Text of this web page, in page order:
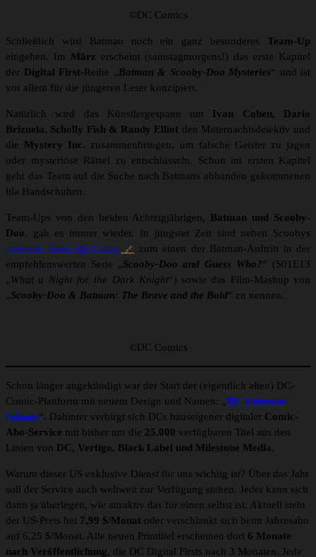
©DC Comics
Schließlich wird Batman noch ein ganz besonderes Team-Up
eingehen. Im März erscheint (samstagmorgens!) das erste Kapitel
der Digital First-Reihe „ Batman & Scooby-Doo Mysteries“ und ist
vor allem für die jüngeren Leser konzipiert.
Natürlich wird das Künstlergespann um
Ivan Cohen, Dario
Brizuela, Scholly Fish & Randy Elliot den Mitternachtsdetektiv und
die Mystery Inc. zusammenbringen, um falsche Geister zu jagen
oder mysteriöse Rätsel zu entschlüsseln. Schon im ersten Kapitel
geht das Team auf die Suche nach Batmans abhanden gekommenen
lila Handschuhen.
Team-Ups von den beiden Achtzigjährigen, Batman und Scooby-
Doo, gab es immer wieder. In jüngster Zeit sind neben Scoobys
eigenem Team-Up-Comic
zum einen der Batman-Auftritt in der
empfehlenswerten Serie „ Scooby-Doo and Guess Who?“ (S01E13
„ What a Night for the Dark Knight“) sowie das Film-Mashup von
„ Scooby-Doo & Batman: The Brave and the Bold“ zu nennen.
©DC Comics
Schon länger angekündigt war der Start der (eigentlich alten) DC-
Comic-Plattform mit neuem Design und Namen: „DC Universe
Infinite“. Dahinter verbirgt sich DCs hauseigener digitaler Comic-
Abo-Service mit bisher um die 25.000 verfügbaren Titel aus den
Linien von DC, Vertigo, Black Label und Milestone Media.
Warum dieser US exklusive Dienst für uns wichtig ist? Über das Jahr
soll der Service auch weltweit zur Verfügung stehen. Jeder kann sich
dann ja überlegen, wie attraktiv das für einen selbst ist. Aktuell steht
der US-Preis bei 7,99 $/Monat oder verschlankt sich beim Jahresabo
auf 6,25 $/Monat. Alle neuen Printtitel erscheinen dort 6 Monate
nach Veröffentlichung, die DC Digital Firsts nach 3 Monaten. Jede